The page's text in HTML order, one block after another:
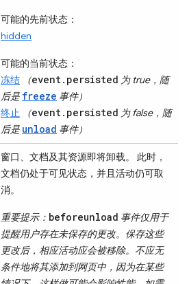
可能的先前状态 ：
hidden
可能的当前状态 ：
冻结
（event.persisted 为 true，随
后是 freeze 事件）
终止
（event.persisted 为 false，随
后是 unload 事件）
窗口、文档及其资源即将卸载。 此时，
文档仍处于可见状态，并且活动仍可取
消。
重要提示： beforeunload 事件仅用于
提醒用户存在未保存的更改。保存这些
更改后，相应活动应会被移除。不应无
条件地将其添加到网页中，因为在某些